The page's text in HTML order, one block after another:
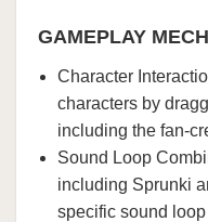
GAMEPLAY
Character
characters by
including the fan-
Sound Loop
including Sprunki
specific sound loop